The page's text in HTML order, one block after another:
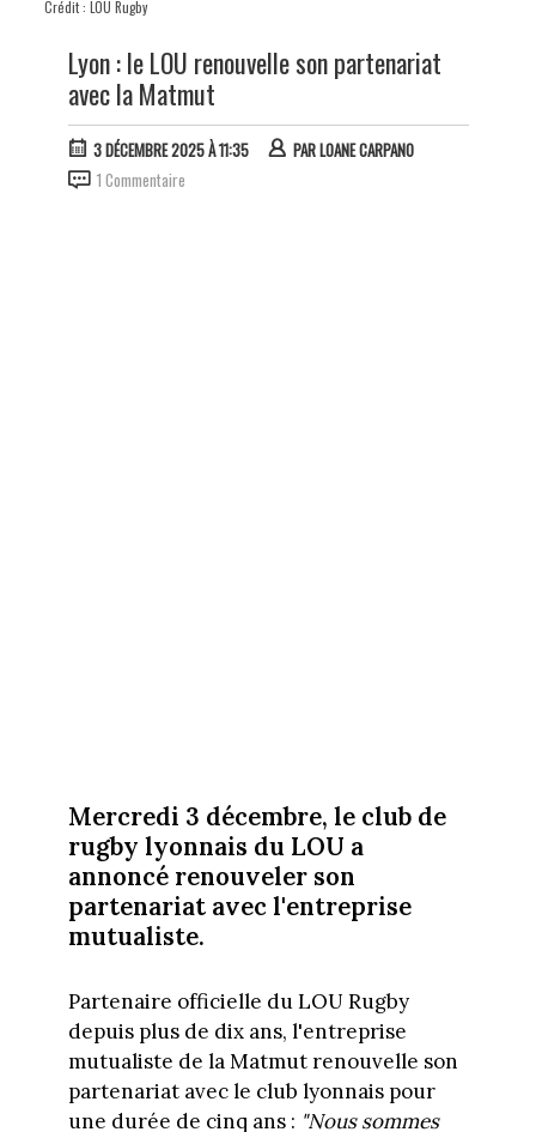
Crédit : LOU Rugby
Lyon : le LOU renouvelle son partenariat
avec la Matmut
3 DÉCEMBRE 2025 À 11:35 PARLOANE CARPANO
1 Commentaire
Mercredi 3 décembre, le club de
rugby lyonnais du LOU a
annoncé renouveler son
partenariat avec l'entreprise
mutualiste.
Partenaire officielle du LOU Rugby
depuis plus de dix ans, l'entreprise
mutualiste de la Matmut renouvelle son
partenariat avec le club lyonnais pour
une durée de cinq ans : "Nous sommes